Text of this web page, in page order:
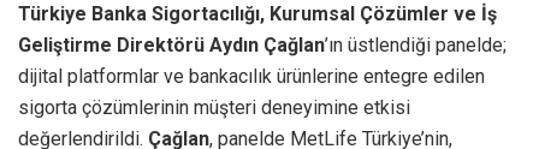
Türkiye Banka Sigortacılığı, Kurumsal Çözümler ve İş
Geliştirme Direktörü Aydın Çağlan’ın üstlendiği panelde;
dijital platformlar ve bankacılık ürünlerine entegre edilen
sigorta çözümlerinin müşteri deneyimine etkisi
değerlendirildi. Çağlan, panelde MetLife Türkiye’nin,